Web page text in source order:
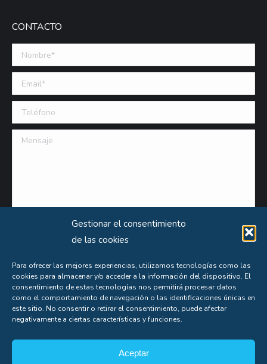
Gestionar el consentimiento
de las cookies
Para ofrecer las mejores experiencias, utilizamos tecnologías como las
cookies para almacenar y/o acceder a la información del dispositivo. El
consentimiento de estas tecnologías nos permitirá procesar datos
como el comportamiento de navegación o las identificaciones únicas en
este sitio. No consentir o retirar el consentimiento, puede afectar
negativamente a ciertas características y funciones.
Aceptar
CONTACTO
Nombre *
Email (requerido)
Teléfono
Mensaje
Puede obtener información extensa sobre el uso que le damos a sus datos personales
consultando nuestraPolítica de Privacidad.
Aceptas nuestrapolítica de privacidad